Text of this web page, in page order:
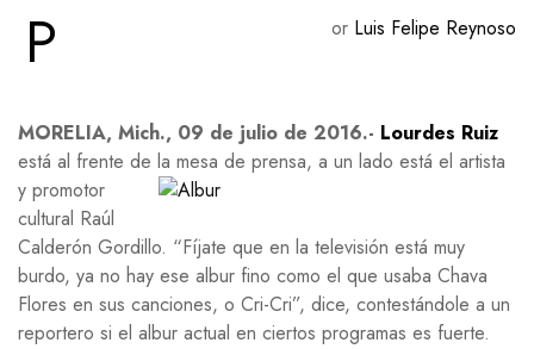
P or Luis Felipe Reynoso
MORELIA, Mich., 09 de julio de 2016.- Lourdes Ruiz
está al frente de la mesa de prensa, a un lado está el artista
y promotor
cultural Raúl
Calderón Gordillo. “Fíjate que en la televisión está muy
burdo, ya no hay ese albur fino como el que usaba Chava
Flores en sus canciones, o Cri-Cri”, dice, contestándole a un
reportero si el albur actual en ciertos programas es fuerte.